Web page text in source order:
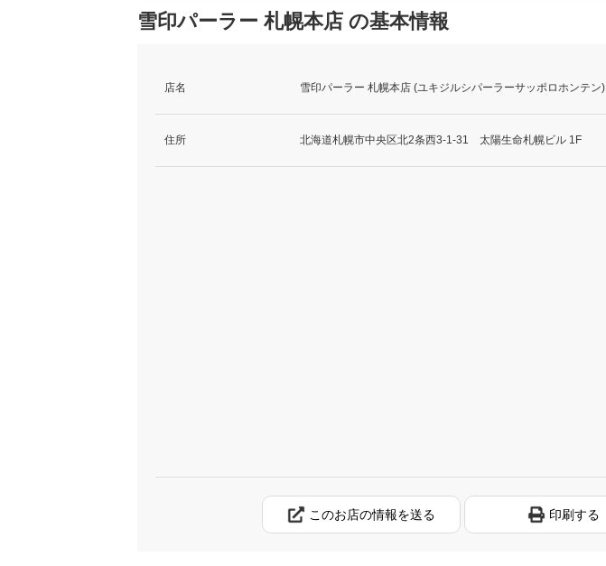
雪印パーラー 札幌本店 の基本情報
店名 雪印パーラー 札幌本店 (ユキジルシパーラーサッポロホンテン)
住所 北海道札幌市中央区北2条西3-1-31 太陽生命札幌ビル 1F
このお店の情報を送る 印刷する